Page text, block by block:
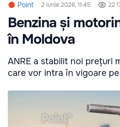
Point 2 iunie 2026, 11:45 22
Benzina și
în Moldova
ANRE a stabilit noi prețuri
care vor intra în vigoare